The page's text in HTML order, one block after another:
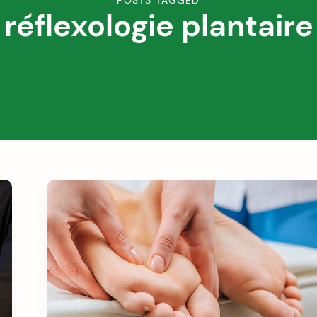
réflexologie plantaire
stagnantes et stimuler les capacités d'auto-
guérison de l'organisme. Les bienfaits sont
multiples : soulagement des douleurs chroniques,
amélioration des troubles digestifs, respiratoires,
du sommeil, réduction du stress et de l'anxiété...
Découvrez dans cet article le fonctionnement
exact de cette technique de soin étonnamment
efficace, ses indications précises selon les maux
et comment bénéficier vous aussi des vertus